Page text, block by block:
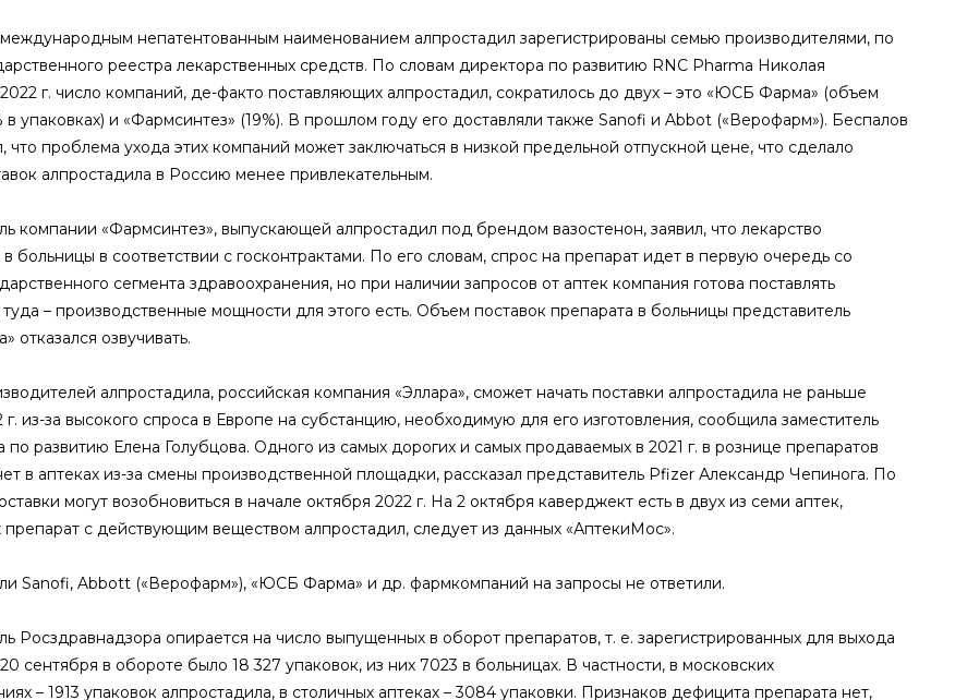
непатентованным наименованием алпростадил зарегистрированы семью производителями, по
реестра лекарственных средств. По словам директора по развитию RNC Pharma Николая
г. число компаний, де-факто поставляющих алпростадил, сократилось до двух – это «ЮСБ Фарма» (объем
в упаковках) и «Фармсинтез» (19%). В прошлом году его доставляли также Sanofi и Abbot («Верофарм»). Беспалов
что проблема ухода этих компаний может заключаться в низкой предельной отпускной цене, что cделало
алпростадила в Россию менее привлекательным.
компании «Фармсинтез», выпускающей алпростадил под брендом вазостенон, заявил, что лекарство
в больницы в соответствии с госконтрактами. По его словам, спрос на препарат идет в первую очередь со
сегмента здравоохранения, но при наличии запросов от аптек компания готова поставлять
– производственные мощности для этого есть. Объем поставок препарата в больницы представитель
отказался озвучивать.
алпростадила, российская компания «Эллара», сможет начать поставки алпростадила не раньше
г. из-за высокого спроса в Европе на субстанцию, необходимую для его изготовления, сообщила заместитель
по развитию Елена Голубцова. Одного из самых дорогих и самых продаваемых в 2021 г. в рознице препаратов
в аптеках из-за смены производственной площадки, рассказал представитель Pfizer Александр Чепинога. По
могут возобновиться в начале октября 2022 г. На 2 октября каверджект есть в двух из семи аптек,
с действующим веществом алпростадил, следует из данных «АптекиМос».
Sanofi, Abbott («Верофарм»), «ЮСБ Фарма» и др. фармкомпаний на запросы не ответили.
Росздравнадзора опирается на число выпущенных в оборот препаратов, т. е. зарегистрированных для выхода
сентября в обороте было 18 327 упаковок, из них 7023 в больницах. В частности, в московских
– 1913 упаковок алпростадила, в столичных аптеках – 3084 упаковки. Признаков дефицита препарата нет,